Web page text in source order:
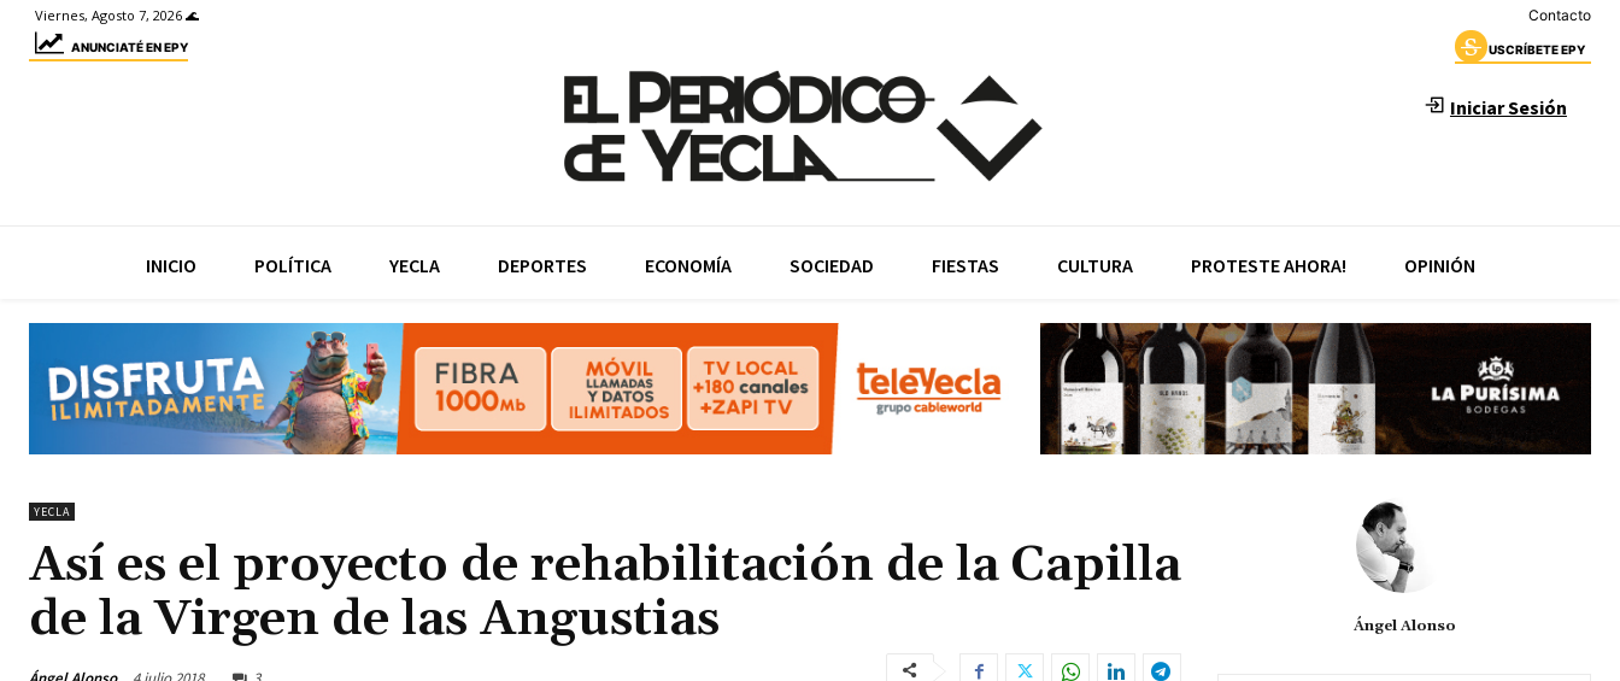
Viernes, Agosto 7, 2026 🌊 Contacto
ANUNCIATÉ EN EPY USCRÍBETE EPY
Iniciar Sesión
INICIO POLÍTICA YECLA DEPORTES ECONOMÍA SOCIEDAD FIESTAS CULTURA PROTESTE AHORA! OPINIÓN
YECLA
Así es el proyecto de rehabilitación de la Capilla
de la Virgen de las Angustias
Ángel Alonso